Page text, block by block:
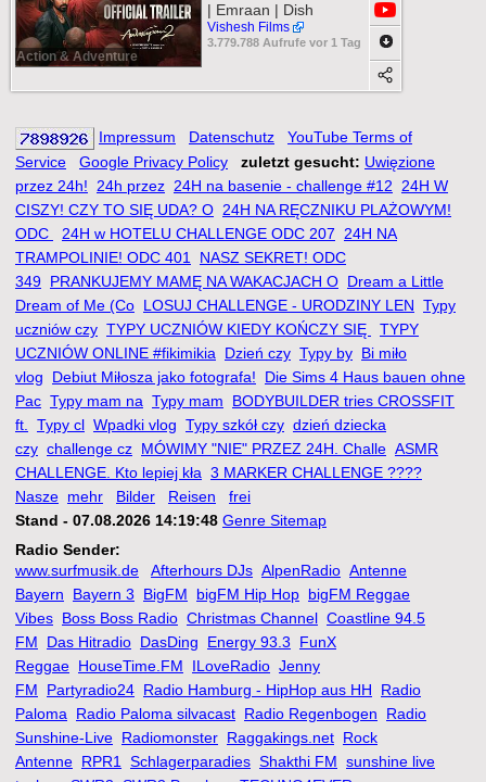
Action & Adventure
| Emraan | Dish
Vishesh Films
3.779.788 Aufrufe vor 1 Tag
Impressum Datenschutz
YouTube Terms of
Service
Google Privacy Policy zuletzt gesucht: Uwięzione
przez 24h!
24h przez 24H na basenie - challenge #12
24H W
CISZY! CZY TO SIĘ UDA? O 24H NA RĘCZNIKU PLAŻOWYM!
ODC
24H w HOTELU CHALLENGE ODC 207
24H NA
TRAMPOLINIE! ODC 401
NASZ SEKRET! ODC
349 PRANKUJEMY MAMĘ NA WAKACJACH O Dream a Little
Dream of Me (Co LOSUJ CHALLENGE - URODZINY LEN Typy
uczniów czy TYPY UCZNIÓW KIEDY KOŃCZY SIĘ
TYPY
UCZNIÓW ONLINE #fikimikia
Dzień czy Typy by Bi miło
vlog
Debiut Miłosza jako fotografa!
Die Sims 4 Haus bauen ohne
Pac Typy mam na Typy mam
BODYBUILDER tries CROSSFIT
ft.
Typy cl Wpadki vlog Typy szkół czy dzień dziecka
czy challenge cz MÓWIMY "NIE" PRZEZ 24H. Challe ASMR
CHALLENGE. Kto lepiej kła 3 MARKER CHALLENGE ????️
Nasze mehr Bilder Reisen
frei
Stand - 07.08.2026 14:19:48 Genre Sitemap
Radio Sender:
www.surfmusik.de
Afterhours DJs AlpenRadio Antenne
Bayern
Bayern 3 BigFM bigFM Hip Hop bigFM Reggae
Vibes Boss Boss Radio Christmas Channel Coastline 94.5
FM
Das Hitradio DasDing Energy 93.3
FunX
Reggae HouseTime.FM ILoveRadio Jenny
FM
Partyradio24 Radio Hamburg - HipHop aus HH
Radio
Paloma
Radio Paloma silvacast Radio Regenbogen
Radio
Sunshine-Live Radiomonster Raggakings.net Rock
Antenne RPR1 Schlagerparadies Shakthi FM sunshine live